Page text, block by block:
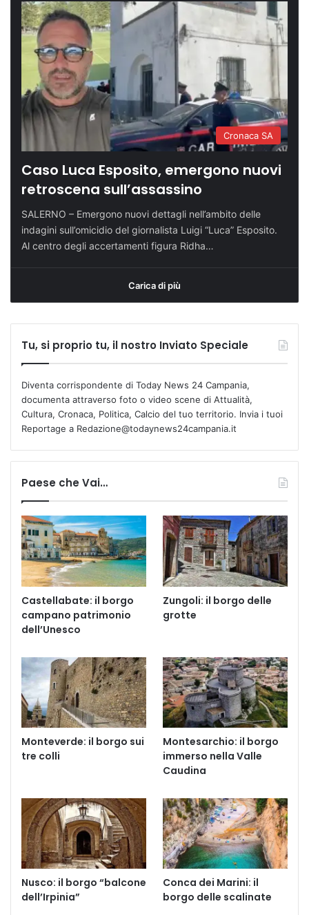
Cronaca SA
Caso Luca Esposito, emergono nuovi
retroscena sull’assassino
SALERNO – Emergono nuovi dettagli nell’ambito delle
indagini sull’omicidio del giornalista Luigi “Luca” Esposito.
Al centro degli accertamenti figura Ridha…
Carica di più
Tu, si proprio tu, il nostro Inviato Speciale
Diventa corrispondente di Today News 24 Campania,
documenta attraverso foto o video scene di Attualità,
Cultura, Cronaca, Politica, Calcio del tuo territorio. Invia i tuoi
Reportage a Redazione@todaynews24campania.it
Paese che Vai…
Castellabate: il borgo
campano patrimonio
dell’Unesco
Zungoli: il borgo delle
grotte
Monteverde: il borgo sui
tre colli
Montesarchio: il borgo
immerso nella Valle
Caudina
Nusco: il borgo “balcone
dell’Irpinia”
Conca dei Marini: il
borgo delle scalinate